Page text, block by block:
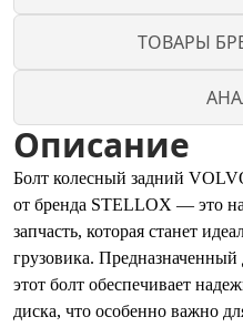
ТОВАРЫ
Описание
Болт колесный задний
от бренда STELLOX — это
запчасть, которая станет
грузовика. Предназначенный
этот болт обеспечивает
диска, что особенно важно